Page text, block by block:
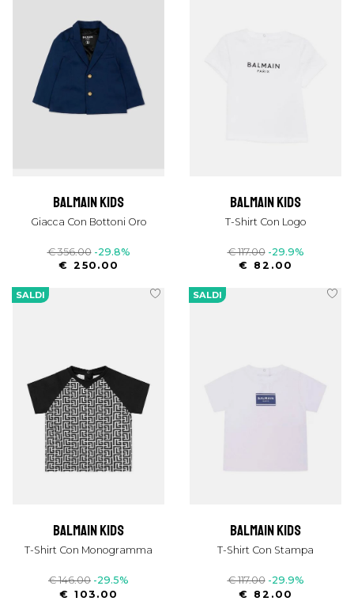
balmain kids
Giacca Con Bottoni Oro
€ 356.00 -29.8%
€ 250.00
balmain kids
T-Shirt Con Logo
€ 117.00 -29.9%
€ 82.00
SALDI
balmain kids
T-Shirt Con Monogramma
€ 146.00 -29.5%
€ 103.00
SALDI
balmain kids
T-Shirt Con Stampa
€ 117.00 -29.9%
€ 82.00